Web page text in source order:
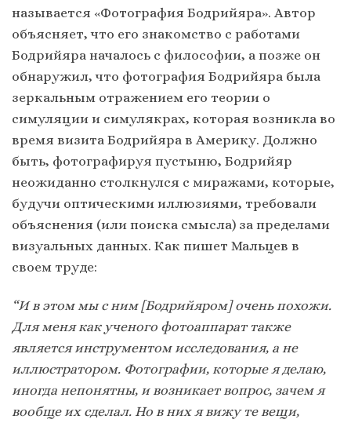
называется «Фотография Бодрийяра». Автор
объясняет, что его знакомство с работами
Бодрийяра началось с философии, а позже он
обнаружил, что фотография Бодрийяра была
зеркальным отражением его теории о
симуляции и симулякрах, которая возникла во
время визита Бодрийяра в Америку. Должно
быть, фотографируя пустыню, Бодрийяр
неожиданно столкнулся с миражами, которые,
будучи оптическими иллюзиями, требовали
объяснения (или поиска смысла) за пределами
визуальных данных. Как пишет Мальцев в
своем труде:
“И в этом мы с ним [Бодрийяром] очень похожи.
Для меня как ученого фотоаппарат также
является инструментом исследования, а не
иллюстратором. Фотографии, которые я делаю,
иногда непонятны, и возникает вопрос, зачем я
вообще их сделал. Но в них я вижу те вещи,